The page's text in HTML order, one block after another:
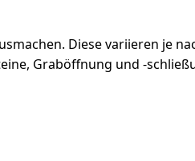
Diese variieren je
Graböffnung und -